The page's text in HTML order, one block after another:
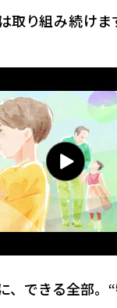
取り組み続けま
、できる全部。